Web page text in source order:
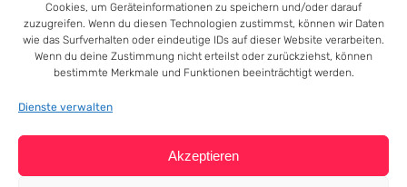
Cookies, um Geräteinformationen zu speichern und/oder darauf
zuzugreifen. Wenn du diesen Technologien zustimmst, können wir Daten
wie das Surfverhalten oder eindeutige IDs auf dieser Website verarbeiten.
Wenn du deine Zustimmung nicht erteilst oder zurückziehst, können
bestimmte Merkmale und Funktionen beeinträchtigt werden.
Dienste verwalten
Akzeptieren
Adresse:
Modular Gestaltung und Technik
Inh.: Dennis Teske